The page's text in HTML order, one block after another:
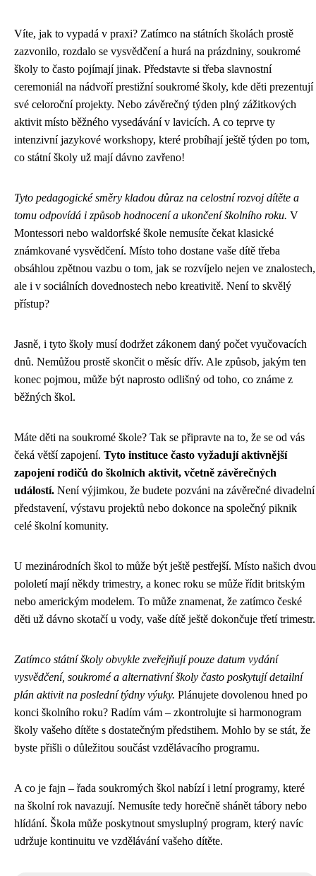
Víte, jak to vypadá v praxi? Zatímco na státních školách prostě
zazvonilo, rozdalo se vysvědčení a hurá na prázdniny, soukromé
školy to často pojímají jinak. Představte si třeba slavnostní
ceremoniál na nádvoří prestižní soukromé školy, kde děti prezentují
své celoroční projekty. Nebo závěrečný týden plný zážitkových
aktivit místo běžného vysedávání v lavicích. A co teprve ty
intenzivní jazykové workshopy, které probíhají ještě týden po tom,
co státní školy už mají dávno zavřeno!
Tyto pedagogické směry kladou důraz na celostní rozvoj dítěte a
tomu odpovídá i způsob hodnocení a ukončení školního roku. V
Montessori nebo waldorfské škole nemusíte čekat klasické
známkované vysvědčení. Místo toho dostane vaše dítě třeba
obsáhlou zpětnou vazbu o tom, jak se rozvíjelo nejen ve znalostech,
ale i v sociálních dovednostech nebo kreativitě. Není to skvělý
přístup?
Jasně, i tyto školy musí dodržet zákonem daný počet vyučovacích
dnů. Nemůžou prostě skončit o měsíc dřív. Ale způsob, jakým ten
konec pojmou, může být naprosto odlišný od toho, co známe z
běžných škol.
Máte děti na soukromé škole? Tak se připravte na to, že se od vás
čeká větší zapojení. Tyto instituce často vyžadují aktivnější
zapojení rodičů do školních aktivit, včetně závěrečných
událostí. Není výjimkou, že budete pozváni na závěrečné divadelní
představení, výstavu projektů nebo dokonce na společný piknik
celé školní komunity.
U mezinárodních škol to může být ještě pestřejší. Místo našich dvou
pololetí mají někdy trimestry, a konec roku se může řídit britským
nebo americkým modelem. To může znamenat, že zatímco české
děti už dávno skotačí u vody, vaše dítě ještě dokončuje třetí trimestr.
Zatímco státní školy obvykle zveřejňují pouze datum vydání
vysvědčení, soukromé a alternativní školy často poskytují detailní
plán aktivit na poslední týdny výuky. Plánujete dovolenou hned po
konci školního roku? Radím vám – zkontrolujte si harmonogram
školy vašeho dítěte s dostatečným předstihem. Mohlo by se stát, že
byste přišli o důležitou součást vzdělávacího programu.
A co je fajn – řada soukromých škol nabízí i letní programy, které
na školní rok navazují. Nemusíte tedy horečně shánět tábory nebo
hlídání. Škola může poskytnout smysluplný program, který navíc
udržuje kontinuitu ve vzdělávání vašeho dítěte.